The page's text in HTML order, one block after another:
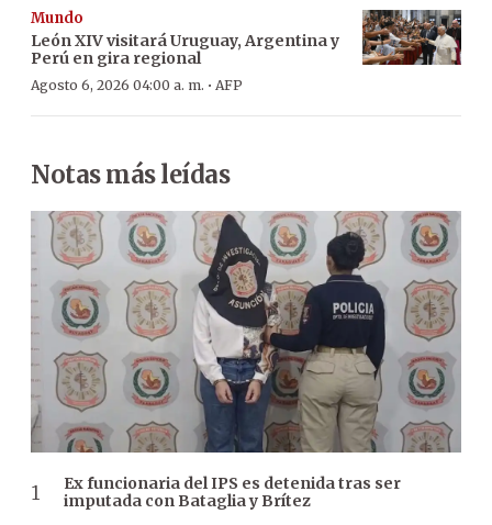
Mundo
León XIV visitará Uruguay, Argentina y
Perú en gira regional
Agosto 6, 2026 04:00 a. m. · AFP
Notas más leídas
Ex funcionaria del IPS es detenida tras ser
imputada con Bataglia y Brítez